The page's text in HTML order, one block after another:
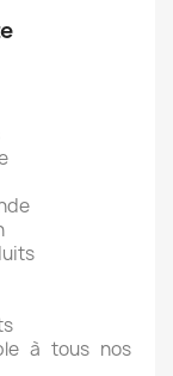
à tous nos